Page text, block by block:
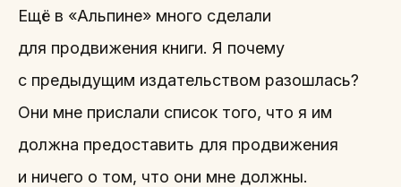
Ещё в «Альпине» много сделали
для продвижения книги. Я почему
с предыдущим издательством разошлась?
Они мне прислали список того, что я им
должна предоставить для продвижения
и ничего о том, что они мне должны.